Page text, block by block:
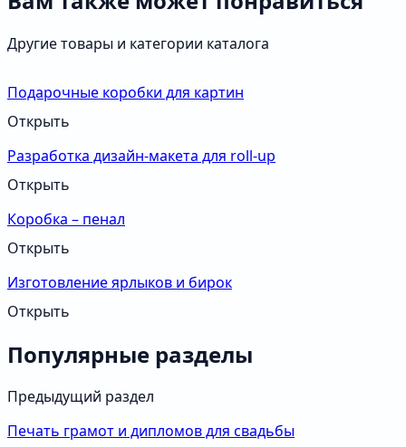
Другие товары и категории каталога
Подарочные коробки для картин
Открыть
Разработка дизайн-макета для roll-up
Открыть
Коробка – пенал
Открыть
Изготовление ярлыков и бирок
Открыть
Популярные разделы
Предыдущий раздел
Печать грамот и дипломов для свадьбы